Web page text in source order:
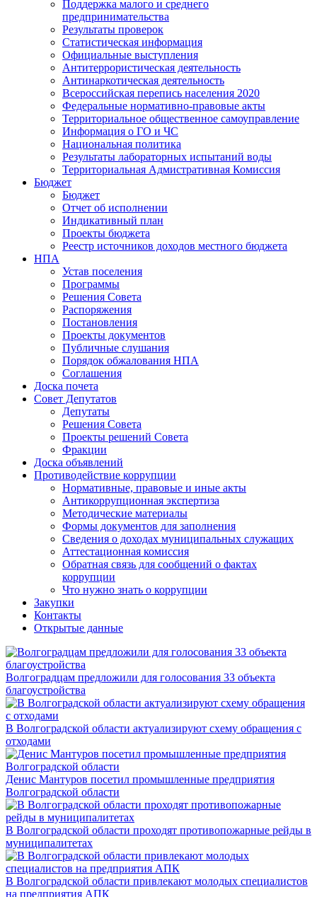
Поддержка малого и среднего
предпринимательства
Результаты проверок
Статистическая информация
Официальные выступления
Антитеррористическая деятельность
Антинаркотическая деятельность
Всероссийская перепись населения 2020
Федеральные нормативно-правовые акты
Территориальное общественное самоуправление
Информация о ГО и ЧС
Национальная политика
Результаты лабораторных испытаний воды
Территориальная Адмистративная Комиссия
Бюджет
Бюджет
Отчет об исполнении
Индикативный план
Проекты бюджета
Реестр источников доходов местного бюджета
НПА
Устав поселения
Программы
Решения Совета
Распоряжения
Постановления
Проекты документов
Публичные слушания
Порядок обжалования НПА
Соглашения
Доска почета
Совет Депутатов
Депутаты
Решения Совета
Проекты решений Совета
Фракции
Доска объявлений
Противодействие коррупции
Нормативные, правовые и иные акты
Антикоррупционная экспертиза
Методические материалы
Формы документов для заполнения
Сведения о доходах муниципальных служащих
Аттестационная комиссия
Обратная связь для сообщений о фактах
коррупции
Что нужно знать о коррупции
Закупки
Контакты
Открытые данные
Волгоградцам предложили для голосования 33 объекта
благоустройства
В Волгоградской области актуализируют схему обращения с
отходами
Денис Мантуров посетил промышленные предприятия
Волгоградской области
В Волгоградской области проходят противопожарные рейды в
муниципалитетах
В Волгоградской области привлекают молодых специалистов
на предприятия АПК